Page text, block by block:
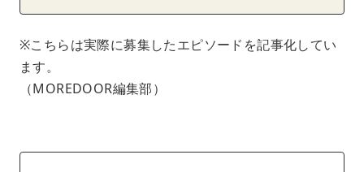
※こちらは実際に募集したエピソードを記事化してい
ます。
（MOREDOOR編集部）